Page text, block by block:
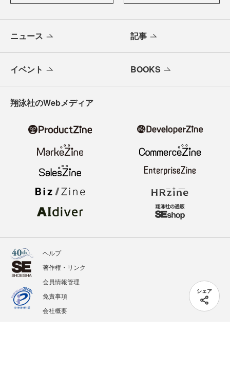
シェア
ニュース 記事
イベント BOOKS
翔泳社のWebメディア
ヘルプ
著作権・リンク
会員情報管理
免責事項
会社概要